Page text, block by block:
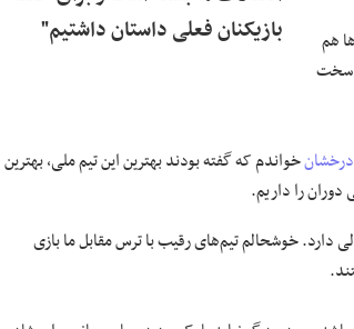
بازیکنان فعلی داستان داشتیم"
هم
سخت
خواندم که گفته بودند بهترین این تیم ملی، بهترین
را داریم.
ملی را دوست دارند. اسکوچیچ هم رکورد بالایی در تیم ملی ثبت کرده و ۱۰ برد متوالی دارد. خوشحالم تیم‌های رقیب با ترس مقابل ما بازی